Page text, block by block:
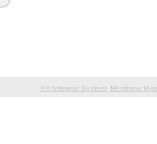
Integral System Mentions